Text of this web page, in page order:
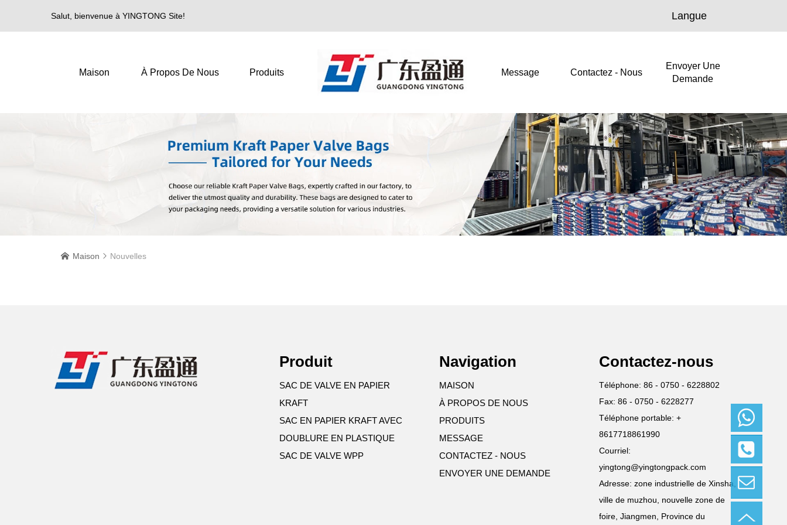
Salut, bienvenue à YINGTONG Site! Langue
Maison À Propos De Nous Produits Message Contactez - Nous
Envoyer Une
Demande
 Maison  Nouvelles
Produit
SAC DE VALVE EN PAPIER
KRAFT
SAC EN PAPIER KRAFT AVEC
DOUBLURE EN PLASTIQUE
SAC DE VALVE WPP
Navigation
MAISON
À PROPOS DE NOUS
PRODUITS
MESSAGE
CONTACTEZ - NOUS
ENVOYER UNE DEMANDE
Contactez-nous
Téléphone: 86 - 0750 - 6228802
Fax: 86 - 0750 - 6228277
Téléphone portable: +
8617718861990
Courriel:
yingtong@yingtongpack.com
Adresse: zone industrielle de Xinsha,
ville de muzhou, nouvelle zone de
foire, Jiangmen, Province du
WhatsA
pp:
+86177
188619
90
Télépho
ne:
86-
0750-
Contact